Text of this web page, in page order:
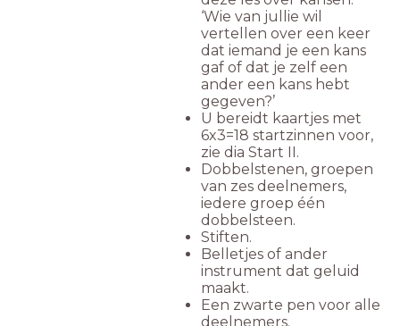
‘Wie van jullie wil
vertellen over een keer
dat iemand je een kans
gaf of dat je zelf een
ander een kans hebt
gegeven?’
U bereidt kaartjes met
6x3=18 startzinnen voor,
zie dia Start II.
Dobbelstenen, groepen
van zes deelnemers,
iedere groep één
dobbelsteen.
Stiften.
Belletjes of ander
instrument dat geluid
maakt.
Een zwarte pen voor alle
deelnemers.